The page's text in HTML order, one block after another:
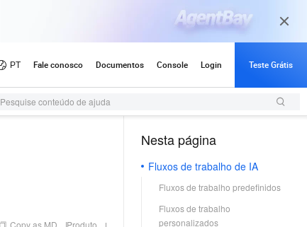
Pesquise conteúdo de ajuda
Copy as MD Produto
Nesta página
Fluxos de trabalho de IA
Fluxos de trabalho predefinidos
Fluxos de trabalho
personalizados